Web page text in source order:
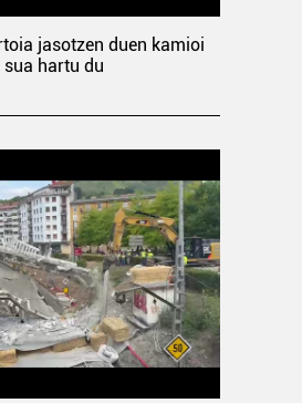
jasotzen duen kamioi
hartu du